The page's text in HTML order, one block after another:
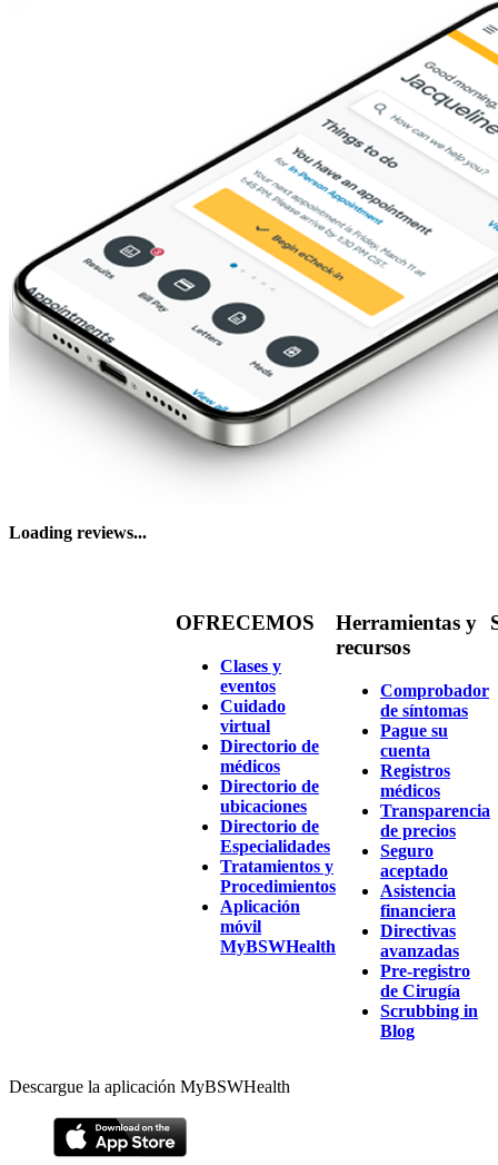
Loading reviews...
OFRECEMOS
Clases y
eventos
Cuidado
virtual
Directorio de
médicos
Directorio de
ubicaciones
Directorio de
Especialidades
Tratamientos y
Procedimientos
Aplicación
móvil
MyBSWHealth
Herramientas y
recursos
Comprobador
de síntomas
Pague su
cuenta
Registros
médicos
Transparencia
de precios
Seguro
aceptado
Asistencia
financiera
Directivas
avanzadas
Pre-registro
de Cirugía
Scrubbing in
Blog
Descargue la aplicación MyBSWHealth